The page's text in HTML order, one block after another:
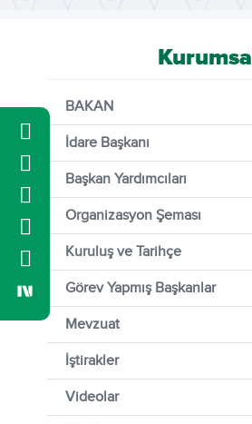
Kurumsal
BAKAN
İdare Başkanı
Başkan Yardımcıları
Organizasyon Şeması
Kuruluş ve Tarihçe
Görev Yapmış Başkanlar
Mevzuat
İştirakler
Videolar